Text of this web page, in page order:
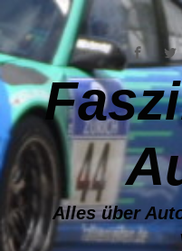
Zum Hauptinhalt springen
Alles über